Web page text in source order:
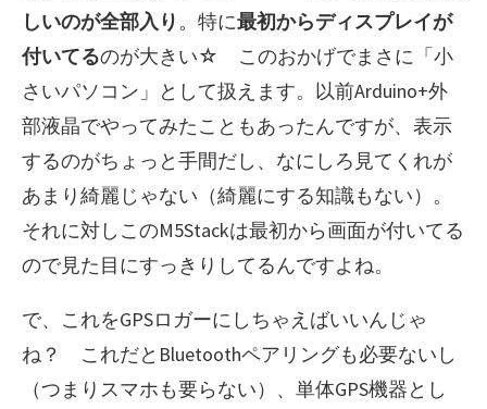
しいのが全部入り。特に最初からディスプレイが
付いてるのが大きい☆ このおかげでまさに「小
さいパソコン」として扱えます。以前Arduino+外
部液晶でやってみたこともあったんですが、表示
するのがちょっと手間だし、なにしろ見てくれが
あまり綺麗じゃない（綺麗にする知識もない）。
それに対しこのM5Stackは最初から画面が付いてる
ので見た目にすっきりしてるんですよね。
で、これをGPSロガーにしちゃえばいいんじゃ
ね？ これだとBluetoothペアリングも必要ないし
（つまりスマホも要らない）、単体GPS機器とし